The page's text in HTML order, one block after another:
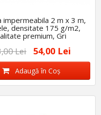
impermeabila 2 m x 3 m,
densitate 175 g/m2,
premium, Gri
Lei 54,00 Lei
Adaugă în Coş